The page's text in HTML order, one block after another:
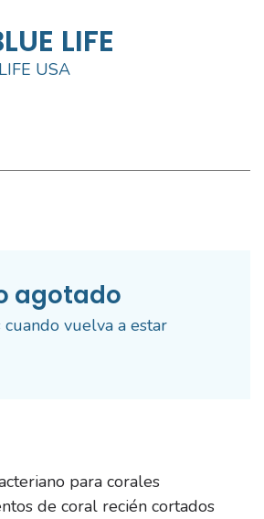
LIFE
USA
agotado
cuando vuelva a estar
para corales
de coral recién cortados